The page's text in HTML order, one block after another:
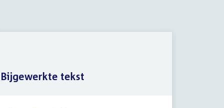
Bijgewerkte tekst